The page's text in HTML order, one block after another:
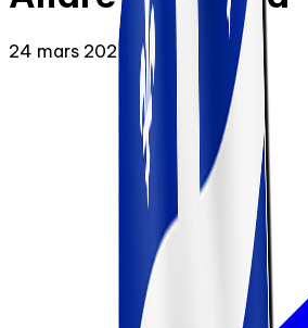
24 mars 2022 17 min